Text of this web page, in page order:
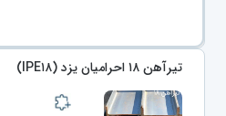
تیرآهن ۱۸ احرامیان یزد (IPE۱۸)